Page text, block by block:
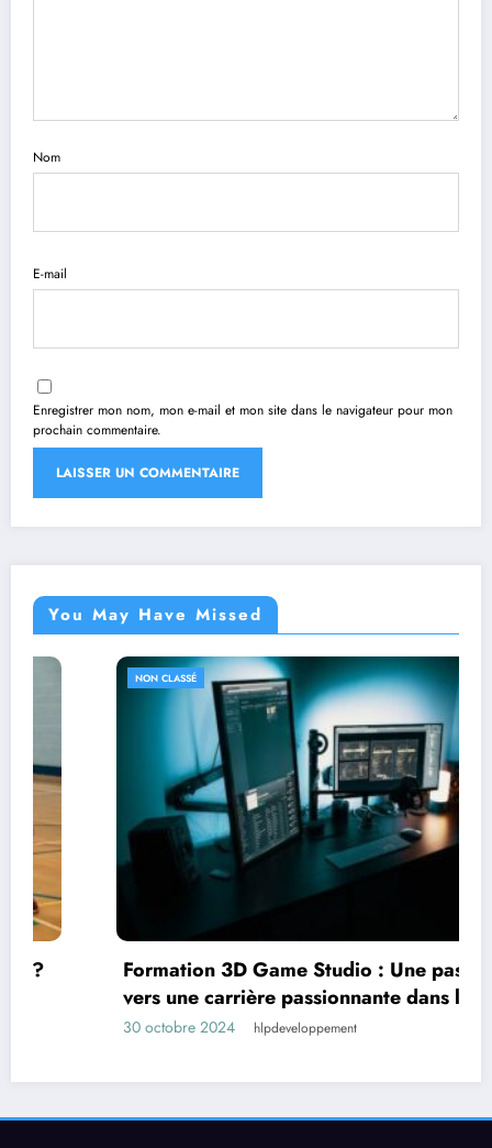
Nom
E-mail
Enregistrer mon nom, mon e-mail et mon site dans le navigateur pour mon
prochain commentaire.
You May Have Missed
Formation 3D Game Studio : Une passerelle
vers une carrière passionnante dans le jeu
30 octobre 2024 hlpdeveloppement